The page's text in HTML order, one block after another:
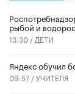
рыбой и
13:30 / ДЕТИ
​Яндекс обучил
09:57 /УЧИТЕЛЯ